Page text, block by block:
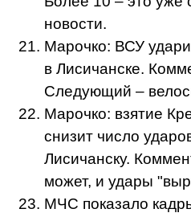
новости.
Марочко: ВСУ
в Лисичанске.
Следующий –
Марочко: взятие
снизит число
Лисичанску.
может, и удары
МЧС показало